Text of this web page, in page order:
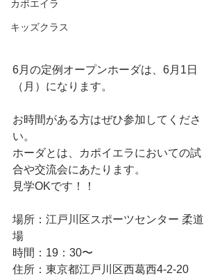
カポエイラ
キッズクラス
6月の定例オープンホーダは、6月1日
（月）になります。
お時間がある方はぜひ参加してくださ
い。
ホーダとは、カポイエラにおいての試
合や交流会にあたります。
見学OKです！！
場所：江戸川区スポーツセンター 柔道
場
時間：19：30〜
住所：東京都江戸川区西葛西4-2-20